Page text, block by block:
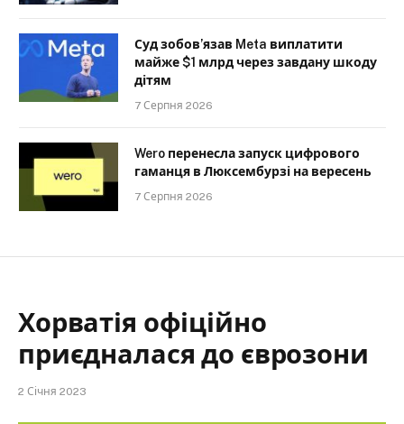
Суд зобов’язав Meta виплатити
майже $1 млрд через завдану шкоду
дітям
7 Серпня 2026
Wero перенесла запуск цифрового
гаманця в Люксембурзі на вересень
7 Серпня 2026
Хорватія офіційно
приєдналася до єврозони
2 Січня 2023